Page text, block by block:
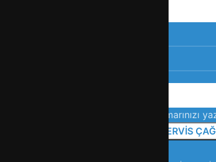
yanınızda.
sizden talep edilmez.
Telefon numarınızı